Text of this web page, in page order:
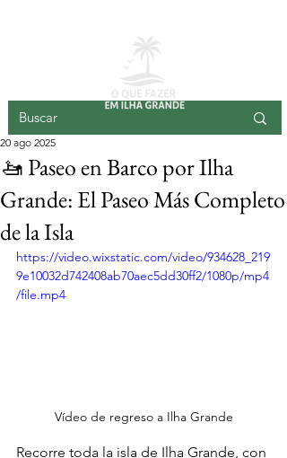
🚤 Paseo en Barco por Ilha
Grande: El Paseo Más Completo
de la Isla
20 ago 2025
https://video.wixstatic.com/video/934628_219
9e10032d742408ab70aec5dd30ff2/1080p/mp4
/file.mp4
Vídeo de regreso a Ilha Grande
Recorre toda la isla de Ilha Grande, con